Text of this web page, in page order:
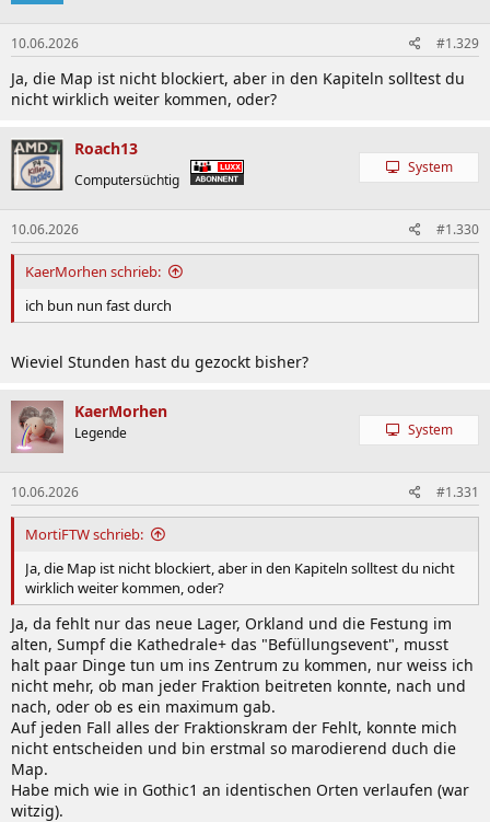
o
n
e
n
:
10.06.2026 #1.329
Ja, die Map ist nicht blockiert, aber in den Kapiteln solltest du
nicht wirklich weiter kommen, oder?
Roach13
Computersüchtig
System
10.06.2026 #1.330
KaerMorhen schrieb:
ich bun nun fast durch
Wieviel Stunden hast du gezockt bisher?
KaerMorhen
Legende System
10.06.2026 #1.331
MortiFTW schrieb:
Ja, die Map ist nicht blockiert, aber in den Kapiteln solltest du nicht
wirklich weiter kommen, oder?
Ja, da fehlt nur das neue Lager, Orkland und die Festung im
alten, Sumpf die Kathedrale+ das "Befüllungsevent", musst
halt paar Dinge tun um ins Zentrum zu kommen, nur weiss ich
nicht mehr, ob man jeder Fraktion beitreten konnte, nach und
nach, oder ob es ein maximum gab.
Auf jeden Fall alles der Fraktionskram der Fehlt, konnte mich
nicht entscheiden und bin erstmal so marodierend duch die
Map.
Habe mich wie in Gothic1 an identischen Orten verlaufen (war
witzig).